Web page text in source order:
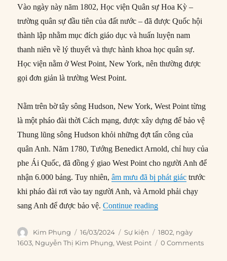
Vào ngày này năm 1802, Học viện Quân sự Hoa Kỳ –
trường quân sự đầu tiên của đất nước – đã được Quốc hội
thành lập nhằm mục đích giáo dục và huấn luyện nam
thanh niên về lý thuyết và thực hành khoa học quân sự.
Học viện nằm ở West Point, New York, nên thường được
gọi đơn giản là trường West Point.
Nằm trên bờ tây sông Hudson, New York, West Point từng
là một pháo đài thời Cách mạng, được xây dựng để bảo vệ
Thung lũng sông Hudson khỏi những đợt tấn công của
quân Anh. Năm 1780, Tướng Benedict Arnold, chỉ huy của
phe Ái Quốc, đã đồng ý giao West Point cho người Anh để
nhận 6.000 bảng. Tuy nhiên,âm mưu đã bị phát giác trước
khi pháo đài rơi vào tay người Anh, và Arnold phải chạy
sang Anh để được bảo vệ.Continue reading“16/03/1802: Thành
Author
Kim Phụng
Posted
on
16/03/2024 Categories
Sự kiện Tags
1802, ngày
1603, Nguyễn Thị Kim Phụng,West Point 0 Comments